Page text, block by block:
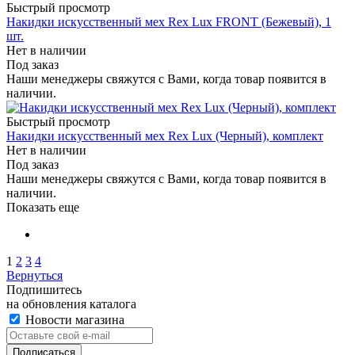
Быстрый просмотр
Накидки искусственный мех Rex Lux FRONT (Бежевый), 1
шт.
Нет в наличии
Под заказ
Наши менеджеры свяжутся с Вами, когда товар появится в
наличии.
Быстрый просмотр
Накидки искусственный мех Rex Lux (Черный), комплект
Нет в наличии
Под заказ
Наши менеджеры свяжутся с Вами, когда товар появится в
наличии.
Показать еще
1 2 3 4
Вернуться
Подпишитесь
на обновления каталога
Новости магазина